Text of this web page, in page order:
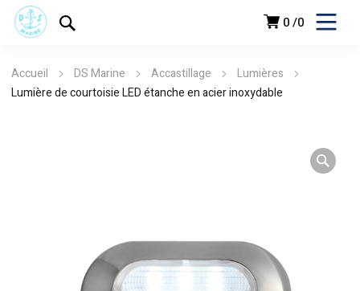
0 0
Accueil DS Marine Accastillage
Lumières
Lumière de courtoisie LED étanche en acier inoxydable